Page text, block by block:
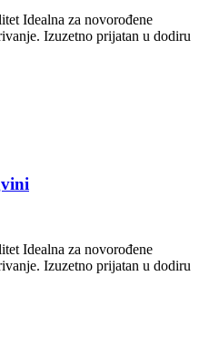
Idealna za novorođene
Izuzetno prijatan u dodiru
Idealna za novorođene
Izuzetno prijatan u dodiru